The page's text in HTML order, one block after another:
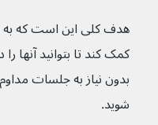
هدف کلی این است که
کمک کند تا بتوانید آنها
شوید.